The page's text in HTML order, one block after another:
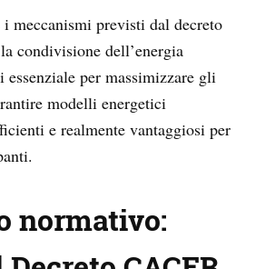
i meccanismi previsti dal decreto
condivisione dell’energia
essenziale per massimizzare gli
modelli energetici
e realmente vantaggiosi per
normativo: